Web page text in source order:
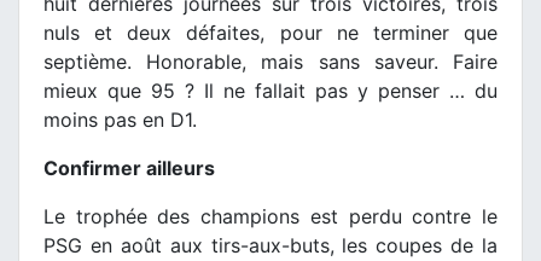
nuls et deux défaites, pour ne terminer que
septième. Honorable, mais sans saveur. Faire
mieux que 95 ? Il ne fallait pas y penser … du
moins pas en D1.
Confirmer ailleurs
Le trophée des champions est perdu contre le
PSG en août aux tirs-aux-buts, les coupes de la